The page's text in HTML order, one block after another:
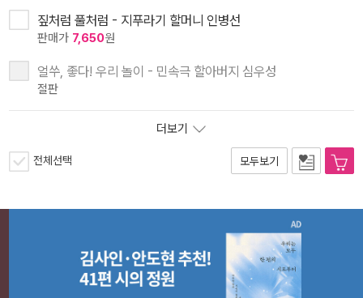
짚처럼 풀처럼 - 지푸라기 할머니 인병선
판매가 7,650원
얼쑤, 좋다! 우리 놀이 - 민속극 할아버지 심우성
절판
더보기
전체선택 모두보기